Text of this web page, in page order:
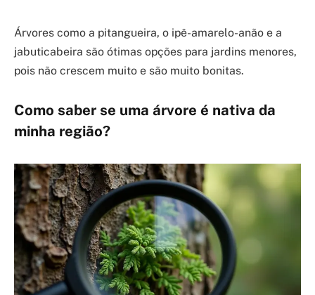
Árvores como a pitangueira, o ipê-amarelo-anão e a
jabuticabeira são ótimas opções para jardins menores,
pois não crescem muito e são muito bonitas.
Como saber se uma árvore é nativa da
minha região?